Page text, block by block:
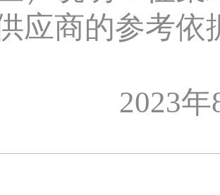
应商的参考依
年8